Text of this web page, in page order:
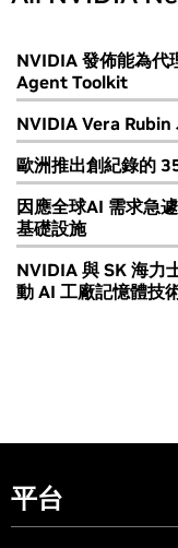
NVIDIA 發佈能為代
Agent Toolkit
NVIDIA Vera Rubin
歐洲推出創紀錄的
因應全球AI 需求急
基礎設施
NVIDIA 與 SK 海力
動 AI 工廠記憶體技
平台